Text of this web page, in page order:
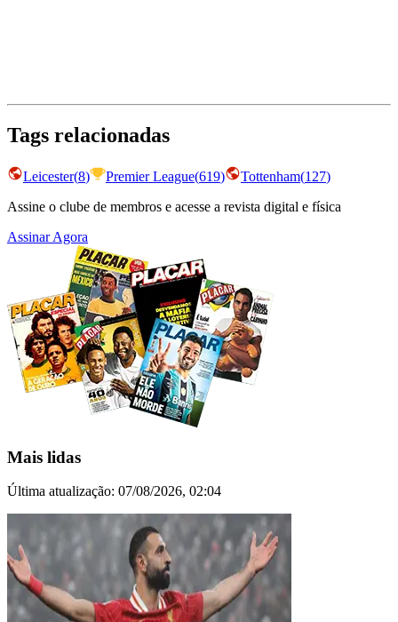
Tags relacionadas
Leicester(8) Premier League(619) Tottenham(127)
Assine o clube de membros e acesse a revista digital e física
Assinar Agora
Mais lidas
Última atualização: 07/08/2026, 02:04